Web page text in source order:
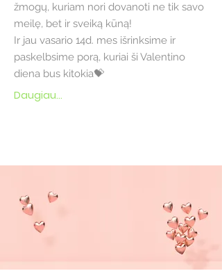
žmogų, kuriam nori dovanoti ne tik savo
meilę, bet ir sveiką kūną!
Ir jau vasario 14d. mes išrinksime ir
paskelbsime porą, kuriai ši Valentino
diena bus kitokia💝
Daugiau...